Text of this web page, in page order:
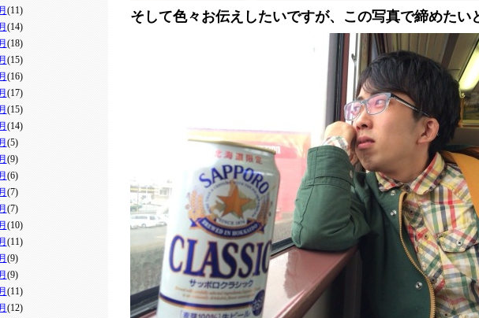
(11)
(14)
(18)
(15)
(16)
(17)
(15)
(14)
(5)
(9)
(6)
(7)
(7)
(10)
(11)
(9)
(9)
(11)
(12)
そして色々お伝えしたいですが、この写真で締めたい